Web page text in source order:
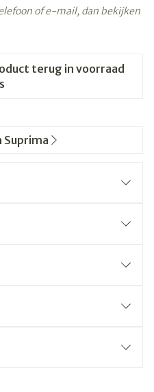
terug in voorraad
of e-mail, dan bekijken
Suprima